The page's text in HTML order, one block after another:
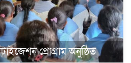
প্রোগ্রাম অনুষ্ঠিত